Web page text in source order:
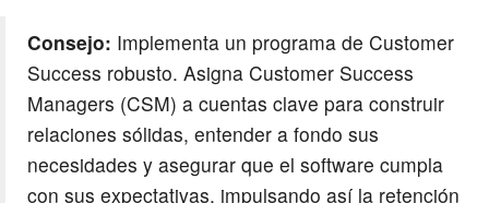
Consejo: Implementa un programa de Customer
Success robusto. Asigna Customer Success
Managers (CSM) a cuentas clave para construir
relaciones sólidas, entender a fondo sus
necesidades y asegurar que el software cumpla
con sus expectativas, impulsando así la retención